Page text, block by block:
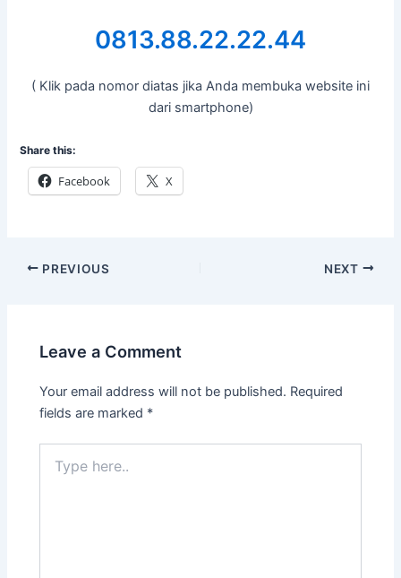
0813.88.22.22.44
( Klik pada nomor diatas jika Anda membuka website ini
dari smartphone)
Share this:
Facebook X
PREVIOUS NEXT
Leave a Comment
Your email address will not be published. Required
fields are marked *
here..